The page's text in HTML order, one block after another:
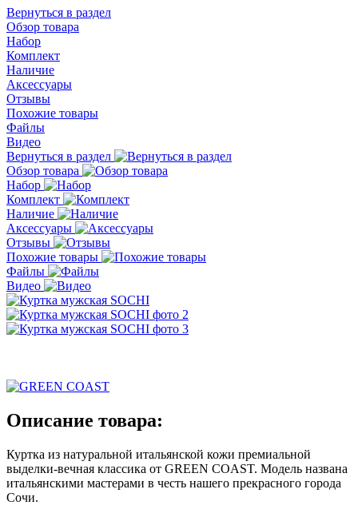
Вернуться в раздел
Обзор товара
Набор
Комплект
Наличие
Аксессуары
Отзывы
Похожие товары
Файлы
Видео
Вернуться в раздел
Обзор товара
Набор
Комплект
Наличие
Аксессуары
Отзывы
Похожие товары
Файлы
Видео
Описание товара:
Куртка из натуральной итальянской кожи премиальной
выделки-вечная классика от GREEN COAST. Модель названа
итальянскими мастерами в честь нашего прекрасного города
Сочи.